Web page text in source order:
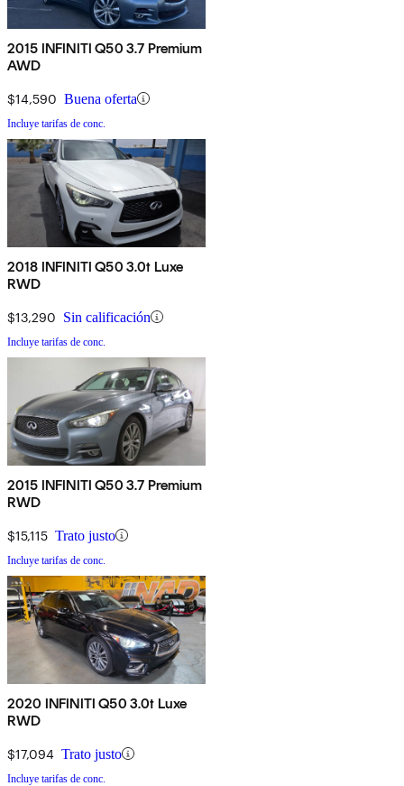
2015 INFINITI Q50 3.7 Premium
AWD
$14,590 Buena oferta
Incluye tarifas de conc.
2018 INFINITI Q50 3.0t Luxe
RWD
$13,290 Sin calificación
Incluye tarifas de conc.
2015 INFINITI Q50 3.7 Premium
RWD
$15,115 Trato justo
Incluye tarifas de conc.
2020 INFINITI Q50 3.0t Luxe
RWD
$17,094 Trato justo
Incluye tarifas de conc.